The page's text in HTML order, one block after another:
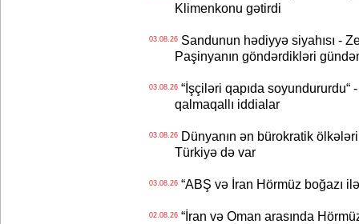
Klimenkonu gətirdi
03.08.26Sandunun hədiyyə siyahısı -
Paşinyanın göndərdikləri
03.08.26“İşçiləri qapıda soyundururdu“
qalmaqallı iddialar
03.08.26Dünyanın ən bürokratik ölkələri
Türkiyə də var
03.08.26“ABŞ və İran Hörmüz boğazı ilə
02.08.26“İran və Oman arasında